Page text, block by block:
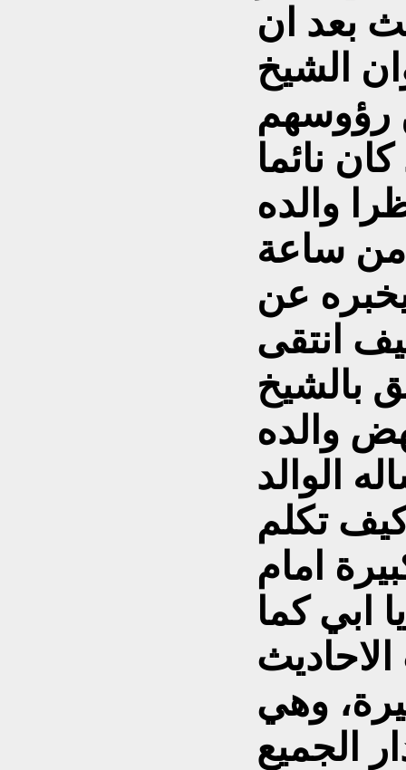
بعد ان
الشيخ
رؤوسهم
والده
من ساعة
عن
انتقى
بالشيخ
والده
الوالد
تكلم
امام
ابي كما
وهي
الجميع